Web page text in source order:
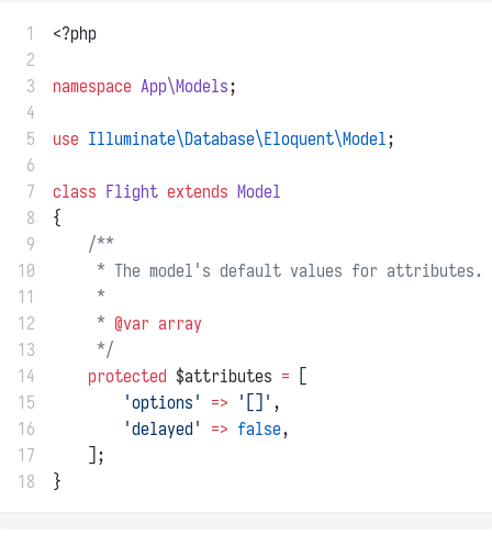
1
<?php
2
3
namespace App\Models;
4
5
use Illuminate\Database\Eloquent\Model;
6
7
class Flight extends Model
8
{
9
/**
10
     * The model's default values for attributes.
11
     *
12
     *
@var array
13
     */
14
protected $attributes = [
15
'options' => '[]' ,
16
'delayed' => false,
17
    ];
18
}